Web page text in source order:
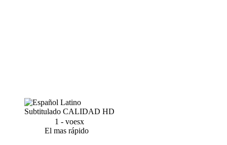
Subtitulado CALIDAD HD
1 - voesx
El mas rápido